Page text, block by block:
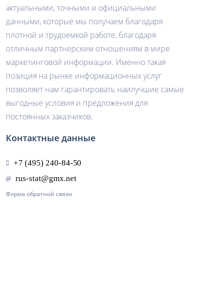
актуальными, точными и официальными
данными, которые мы получаем благодаря
плотной и трудоемкой работе, благодаря
отличным партнерским отношениям в мире
маркетинговой информации. Именно такая
позиция на рынке информационных услуг
позволяет нам гарантировать наилучшие самые
выгодные условия и предложения для
постоянных заказчиков.
Контактные данные
Форма обратной связи